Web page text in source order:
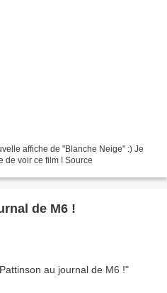
affiche de "Blanche Neige" :) Je
de voir ce film ! Source
de M6 !